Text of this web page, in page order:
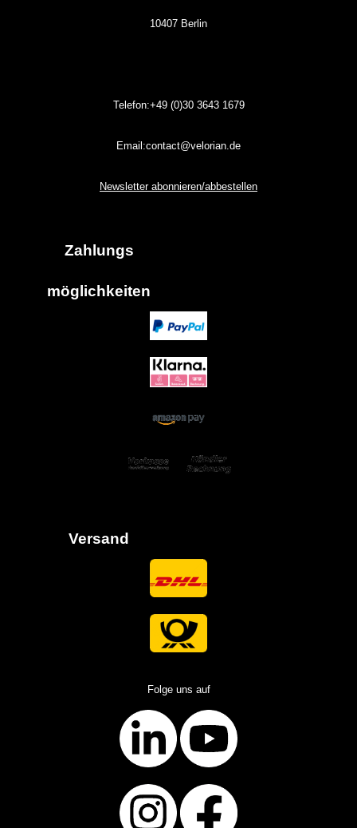
10407 Berlin
Telefon:+49 (0)3036431679
Email:contact@velorian.de
Newsletter abonnieren/abbestellen
Zahlungs
möglich keiten
Versand
Folge uns auf